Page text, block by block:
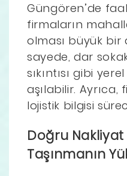
Güngören’de
firmaların
olması büyük bir
sayede, dar
sıkıntısı gibi
aşılabilir.
lojistik bilgisi
Doğru
Taşınmanın